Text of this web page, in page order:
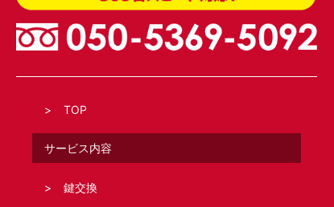
TOP
サービス内容
鍵交換